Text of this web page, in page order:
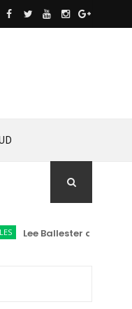
Lee Ballester a los que